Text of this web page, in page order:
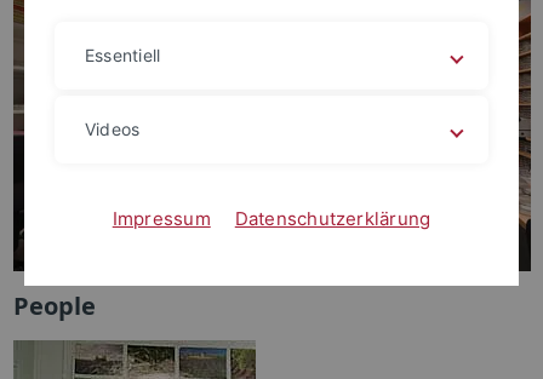
People
Essentiell
Videos
Impressum Datenschutzerklärung